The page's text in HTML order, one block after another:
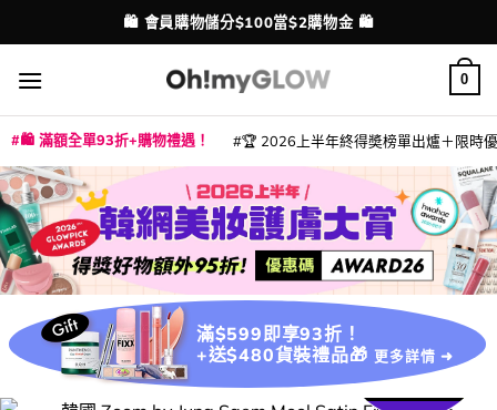
to
content
配送港澳
💳 支援消費券、FPS、八達通、PAYME、信用卡付款
0
🛍️ 滿額全單93折+購物禮遇！ 🏆 2026上半年終得奬榜單出爐＋限時
滿$599即享93折！
+送$480貨裝禮品🎁 更多詳情 ➜